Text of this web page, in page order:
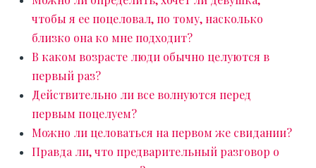
чтобы я ее поцеловал, по тому, насколько
близко она ко мне подходит?
В каком возрасте люди обычно целуются в
первый раз?
Действительно ли все волнуются перед
первым поцелуем?
Можно ли целоваться на первом же свидании?
Правда ли, что предварительный разговор о